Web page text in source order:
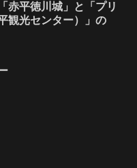
赤平徳川城」と「プリ
観光センター）」の